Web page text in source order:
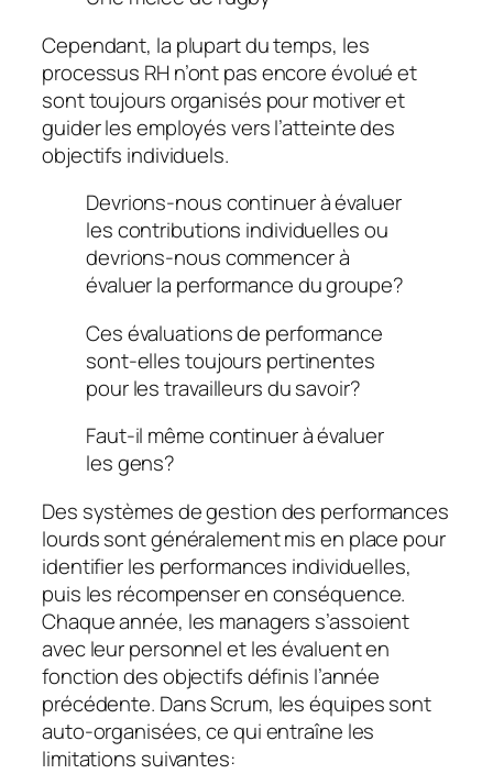
Cependant, la plupart du temps, les
processus RH n’ont pas encore évolué et
sont toujours organisés pour motiver et
guider les employés vers l’atteinte des
objectifs individuels.
Devrions-nous continuer à évaluer
les contributions individuelles ou
devrions-nous commencer à
évaluer la performance du groupe?
Ces évaluations de performance
sont-elles toujours pertinentes
pour les travailleurs du savoir?
Faut-il même continuer à évaluer
les gens?
Des systèmes de gestion des performances
lourds sont généralement mis en place pour
identifier les performances individuelles,
puis les récompenser en conséquence.
Chaque année, les managers s’assoient
avec leur personnel et les évaluent en
fonction des objectifs définis l’année
précédente. Dans Scrum, les équipes sont
auto-organisées, ce qui entraîne les
limitations suivantes: